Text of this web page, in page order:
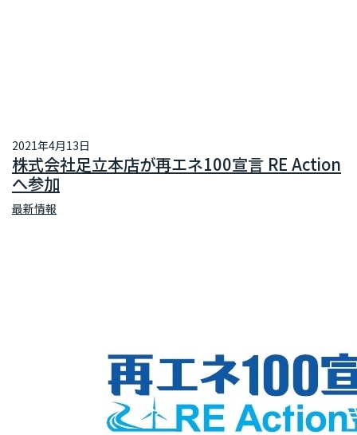
2021年4月13日
株式会社足立本店が再エネ100宣言 RE Action
へ参加
最新情報